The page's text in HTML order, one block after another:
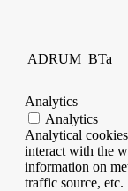
ADRUM_BTa
Analytics
Analytics
Analytical
interact with the
information on
traffic source, etc.